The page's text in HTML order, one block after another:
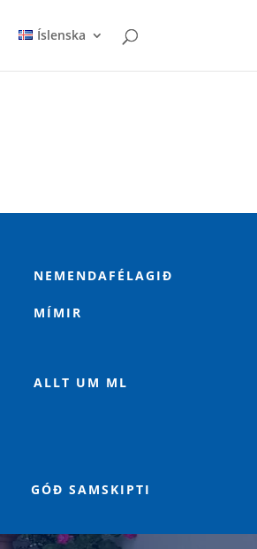
Íslenska
NEMENDAFÉLAGIÐ
MÍMIR
ALLT UM ML
GÓÐ SAMSKIPTI